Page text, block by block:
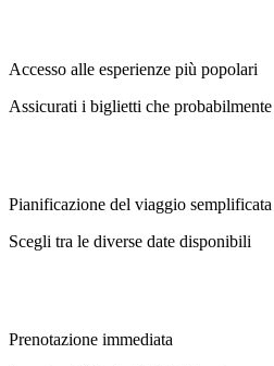
Accesso alle esperienze più popolari
Assicurati i biglietti che probabilmente
Pianificazione del viaggio semplificata
Scegli tra le diverse date disponibili
Prenotazione immediata